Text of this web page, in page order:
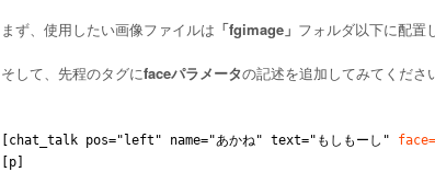
まず、使用したい画像ファイルは 「fgimage」 フォルダ以下に配置
そして、先程のタグにfaceパラメータの記述を追加してみてくださ
[chat_talk pos="left" name="あかね" text="もしもーし"
[p]